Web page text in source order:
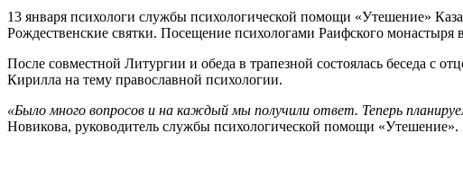
13 января психологи службы психологической помощи «Утешение»
Рождественские святки. Посещение психологами Раифского
После совместной Литургии и обеда в трапезной состоялась беседа
Кирилла на тему православной психологии.
«Было много вопросов и на каждый мы получили ответ. Теперь
Новикова, руководитель службы психологической помощи «Утешение».